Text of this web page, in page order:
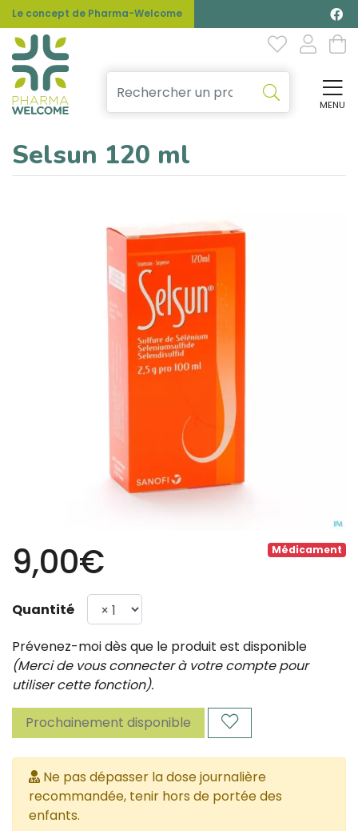
Le concept de Pharma-Welcome
MENU
Selsun 120 ml
Médicament
9,00€
Quantité
Prévenez-moi dès que le produit est disponible
(Merci de vous connecter à votre compte pour
utiliser cette fonction).
Prochainement disponible
Ne pas dépasser la dose journalière
recommandée, tenir hors de portée des
enfants.